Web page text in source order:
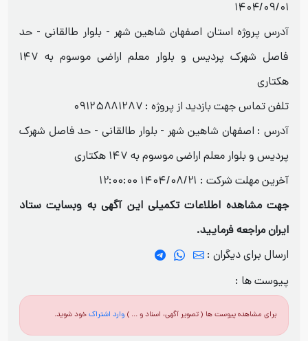
۱۴۰۴/۰۹/۰۱
آدرس پروژه استان اصفهان شاهین شهر - بلوار طالقانی - حد
فاصل شهرک پردیس و بلوار معلم اراضی موسوم به ۱۴۷
هکتاری
تلفن تماس جهت بازدید از پروژه : ۰۹۱۲۵۸۸۱۲۸۷
آدرس : اصفهان شاهین شهر - بلوار طالقانی - حد فاصل شهرک
پردیس و بلوار معلم اراضی موسوم به ۱۴۷ هکتاری
آخرین مهلت شرکت : 1404/08/21 12:00:00
جهت مشاهده اطلاعات تکمیلی این آگهی به وبسایت ستاد
ایران مراجعه فرمایید.
ارسال برای دیگران :
پیوست ها :
برای مشاهده پیوست ها ( تصویر آگهی، اسناد و ... ) وارد اشتراکخود شوید.